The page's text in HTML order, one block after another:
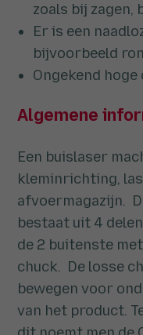
zoals bij zagen,
Er is een
bijvoorbeeld
Ongekend
Algemene
Een buislaser
kleminrichting,
afvoermagazijn.
bestaat uit 4
de 2 buitenste
chuck. De losse
bewegen voor
van het product.